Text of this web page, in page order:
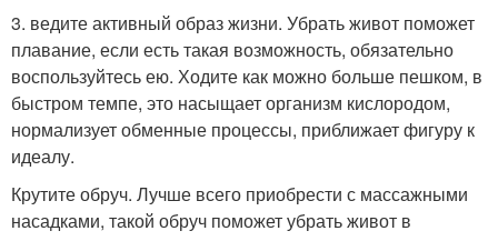
3. ведите активный образ жизни. Убрать живот поможет
плавание, если есть такая возможность, обязательно
воспользуйтесь ею. Ходите как можно больше пешком, в
быстром темпе, это насыщает организм кислородом,
нормализует обменные процессы, приближает фигуру к
идеалу.
Крутите обруч. Лучше всего приобрести с массажными
насадками, такой обруч поможет убрать живот в